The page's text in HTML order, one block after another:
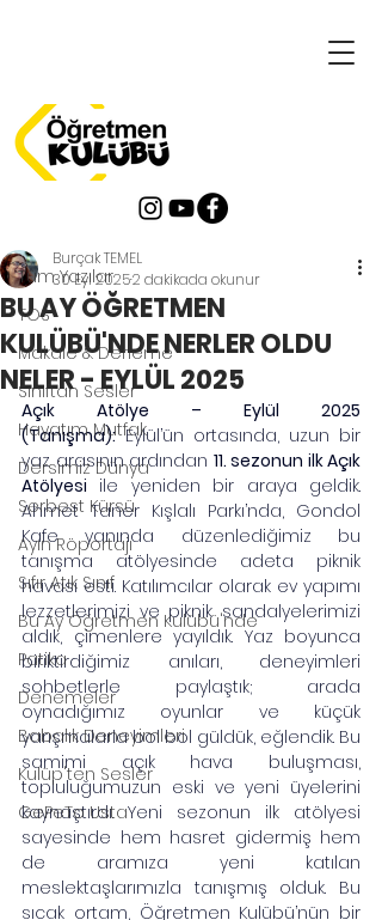
Tüm Yazılar
TOS
Makale & Derleme
Sınıftan Sesler
Hayatım Mutfak
Dersimiz Dünya
Serbest Kürsü
Ayın Röportajı
Sıfır Atık Sınıf
Bu Ay Öğretmen Kulübü'nde
Patika
Denemeler
Babalık Deneyimleri
Kulüp'ten Sesler
GePeTo Usta
BU AY ÖĞRETMEN
KULÜBÜ'NDE NERLER OLDU
NELER - EYLÜL 2025
Burçak TEMEL
30 Eyl 20252 dakikada okunur
Açık Atölye – Eylül 2025
(Tanışma): Eylül’ün ortasında, uzun bir
yaz arasının ardından 11. sezonun ilk Açık
Atölyesi ile yeniden bir araya geldik.
Ahmet Taner Kışlalı Parkı’nda, Gondol
Kafe yanında düzenlediğimiz bu
tanışma atölyesinde adeta piknik
havası esti. Katılımcılar olarak ev yapımı
lezzetlerimizi ve piknik sandalyelerimizi
aldık, çimenlere yayıldık. Yaz boyunca
biriktirdiğimiz anıları, deneyimleri
sohbetlerle paylaştık; arada
oynadığımız oyunlar ve küçük
yarışmalarla bol bol güldük, eğlendik. Bu
samimi açık hava buluşması,
topluluğumuzun eski ve yeni üyelerini
kaynaştırdı. Yeni sezonun ilk atölyesi
sayesinde hem hasret gidermiş hem
de aramıza yeni katılan
meslektaşlarımızla tanışmış olduk. Bu
sıcak ortam, Öğretmen Kulübü’nün bir